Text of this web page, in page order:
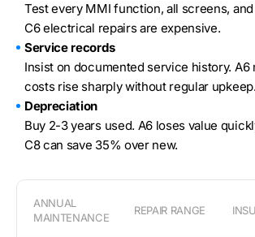
Test every MMI function, all screens,
C6 electrical repairs are expensive.
Service records
Insist on documented service history. A6
costs rise sharply without regular upkeep.
Depreciation
Buy 2-3 years used. A6 loses value
C8 can save 35% over new.
ANNUAL
MAINTENANCE
REPAIR RANGE